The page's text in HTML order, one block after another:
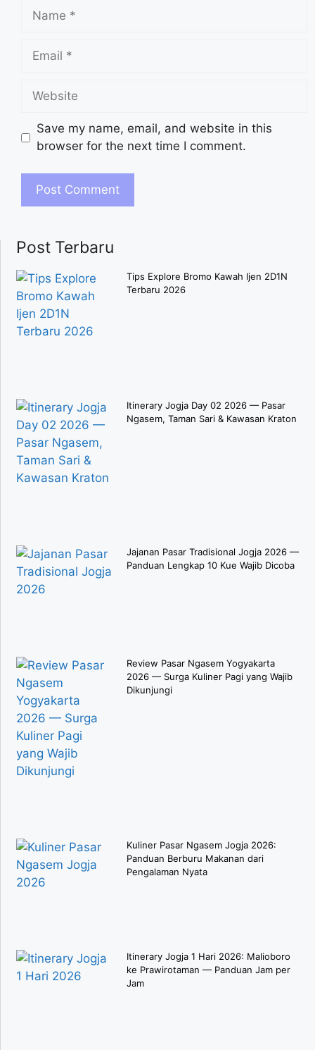
Save my name, email, and website in this
browser for the next time I comment.
Post Terbaru
Tips Explore Bromo Kawah Ijen 2D1N
Terbaru 2026
Itinerary Jogja Day 02 2026 — Pasar
Ngasem, Taman Sari & Kawasan Kraton
Jajanan Pasar Tradisional Jogja 2026 —
Panduan Lengkap 10 Kue Wajib Dicoba
Review Pasar Ngasem Yogyakarta
2026 — Surga Kuliner Pagi yang Wajib
Dikunjungi
Kuliner Pasar Ngasem Jogja 2026:
Panduan Berburu Makanan dari
Pengalaman Nyata
Itinerary Jogja 1 Hari 2026: Malioboro
ke Prawirotaman — Panduan Jam per
Jam